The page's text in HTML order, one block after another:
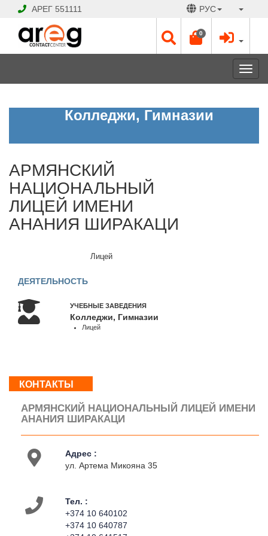
АРЕГ 551111 РУС
0
АРМЯНСКИЙ
НАЦИОНАЛЬНЫЙ
АНАНИЯ
ЗАКРЫТО
Рабочие
дни:
Вс
нас
Деятельность
На
карте
Колледжи, Гимназии
АРМЯНСКИЙ
НАЦИОНАЛЬНЫЙ
ЛИЦЕЙ ИМЕНИ
АНАНИЯ ШИРАКАЦИ
Лицей
ДЕЯТЕЛЬНОСТЬ
УЧЕБНЫЕ ЗАВЕДЕНИЯ
Колледжи, Гимназии
Лицей
КОНТАКТЫ
АРМЯНСКИЙ НАЦИОНАЛЬНЫЙ ЛИЦЕЙ ИМЕНИ
АНАНИЯ ШИРАКАЦИ
Адрес :
ул. Артема Микояна 35
Тел. :
+374 10 640102
+374 10 640787